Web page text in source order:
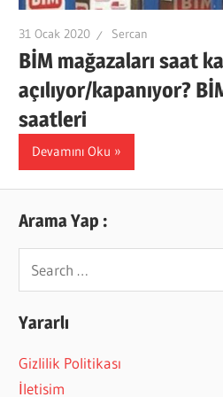
31 Ocak 2020 Sercan
BİM mağazaları saat
açılıyor/kapanıyor?
saatleri
Devamını Oku
Arama Yap :
Search
for:
Yararlı
Gizlilik Politikası
İletisim